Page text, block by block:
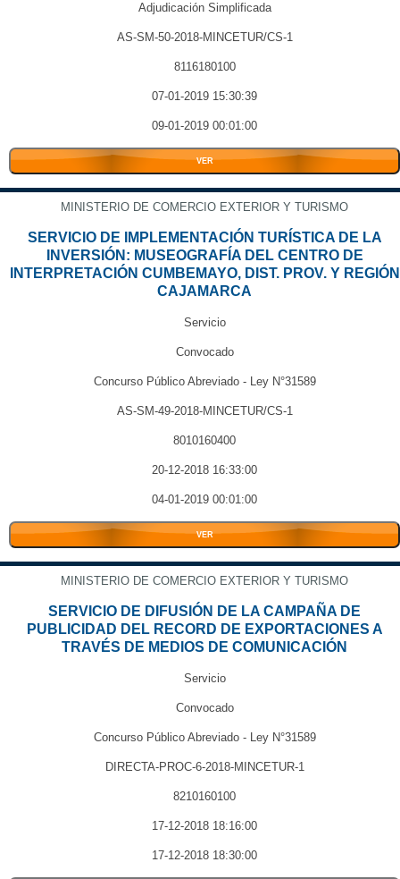
Adjudicación Simplificada
AS-SM-50-2018-MINCETUR/CS-1
8116180100
07-01-2019 15:30:39
09-01-2019 00:01:00
VER
MINISTERIO DE COMERCIO EXTERIOR Y TURISMO
SERVICIO DE IMPLEMENTACIÓN TURÍSTICA DE LA
INVERSIÓN: MUSEOGRAFÍA DEL CENTRO DE
INTERPRETACIÓN CUMBEMAYO, DIST. PROV. Y REGIÓN
CAJAMARCA
Servicio
Convocado
Concurso Público Abreviado - Ley N°31589
AS-SM-49-2018-MINCETUR/CS-1
8010160400
20-12-2018 16:33:00
04-01-2019 00:01:00
VER
MINISTERIO DE COMERCIO EXTERIOR Y TURISMO
SERVICIO DE DIFUSIÓN DE LA CAMPAÑA DE
PUBLICIDAD DEL RECORD DE EXPORTACIONES A
TRAVÉS DE MEDIOS DE COMUNICACIÓN
Servicio
Convocado
Concurso Público Abreviado - Ley N°31589
DIRECTA-PROC-6-2018-MINCETUR-1
8210160100
17-12-2018 18:16:00
17-12-2018 18:30:00